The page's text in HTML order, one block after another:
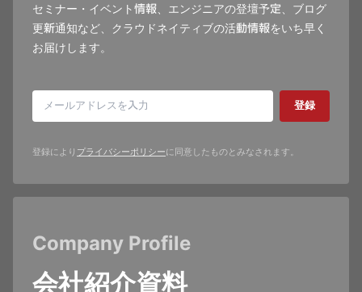
セミナー・イベント情報、エンジニアの登壇予定、ブログ
更新通知など、クラウドネイティブの活動情報をいち早く
お届けします。
登録
登録によりプライバシーポリシーに同意したものとみなされます。
Company Profile
会社紹介資料